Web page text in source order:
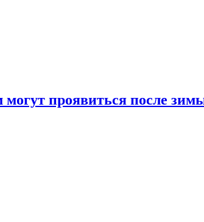
могут проявиться после